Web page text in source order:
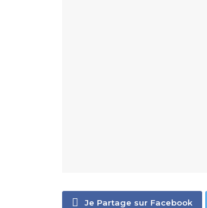
Je Partage sur Facebook